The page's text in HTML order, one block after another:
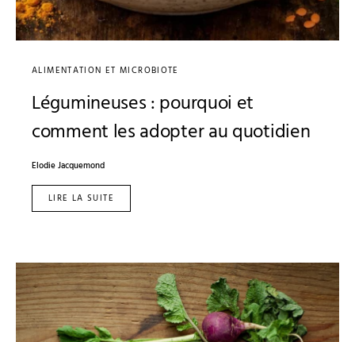
ALIMENTATION ET MICROBIOTE
Légumineuses : pourquoi et
comment les adopter au quotidien
Elodie Jacquemond
LIRE LA SUITE